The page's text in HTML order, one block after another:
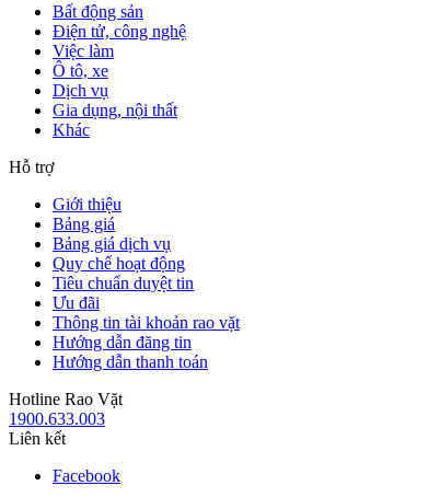
Bất động sản
Điện tử, công nghệ
Việc làm
Ô tô, xe
Dịch vụ
Gia dụng, nội thất
Khác
Hỗ trợ
Giới thiệu
Bảng giá
Bảng giá dịch vụ
Quy chế hoạt động
Tiêu chuẩn duyệt tin
Ưu đãi
Thông tin tài khoản rao vặt
Hướng dẫn đăng tin
Hướng dẫn thanh toán
Hotline Rao Vặt
1900.633.003
Liên kết
Facebook